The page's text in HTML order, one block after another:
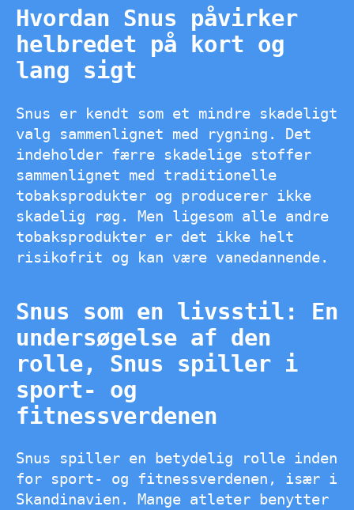
Hvordan Snus påvirker
helbredet på kort og
lang sigt
Snus er kendt som et mindre skadeligt
valg sammenlignet med rygning. Det
indeholder færre skadelige stoffer
sammenlignet med traditionelle
tobaksprodukter og producerer ikke
skadelig røg. Men ligesom alle andre
tobaksprodukter er det ikke helt
risikofrit og kan være vanedannende.
Snus som en livsstil: En
undersøgelse af den
rolle, Snus spiller i
sport- og
fitnessverdenen
Snus spiller en betydelig rolle inden
for sport- og fitnessverdenen, især i
Skandinavien. Mange atleter benytter